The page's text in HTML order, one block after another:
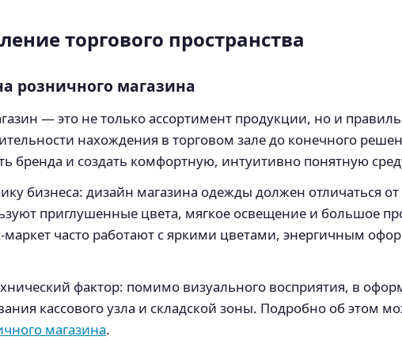
торгового пространства
розничного магазина
— это не только ассортимент продукции, но и
нахождения в торговом зале до конечного
бренда и создать комфортную, интуитивно понятную
бизнеса: дизайн магазина одежды должен отличаться
приглушенные цвета, мягкое освещение и большое
маркет часто работают с яркими цветами, энергичным
фактор: помимо визуального восприятия, в
кассового узла и складской зоны. Подробно об этом
магазина.